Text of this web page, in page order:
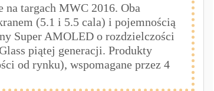
na targach MWC 2016. Oba
(5.1 i 5.5 cala) i pojemnością
Super AMOLED o rozdzielczości
piątej generacji. Produkty
od rynku), wspomagane przez 4